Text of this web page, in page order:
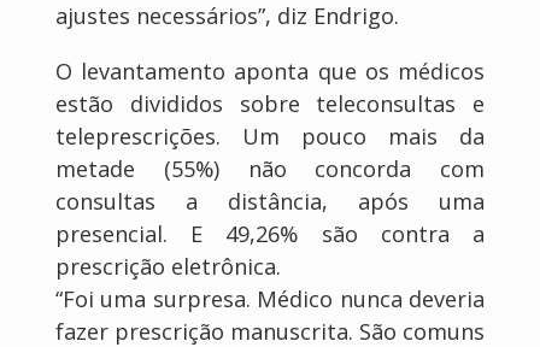
ajustes necessários”, diz Endrigo.
O levantamento aponta que os médicos
estão divididos sobre teleconsultas e
teleprescrições. Um pouco mais da
metade (55%) não concorda com
consultas a distância, após uma
presencial. E 49,26% são contra a
prescrição eletrônica.
“Foi uma surpresa. Médico nunca deveria
fazer prescrição manuscrita. São comuns